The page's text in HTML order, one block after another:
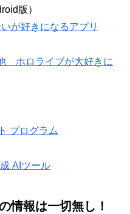
版）
が好きになるアプリ
ホロライブが大好きに
プログラム
AIツール
情報は一切無し！